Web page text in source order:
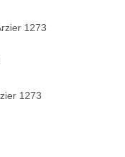
1273
1273